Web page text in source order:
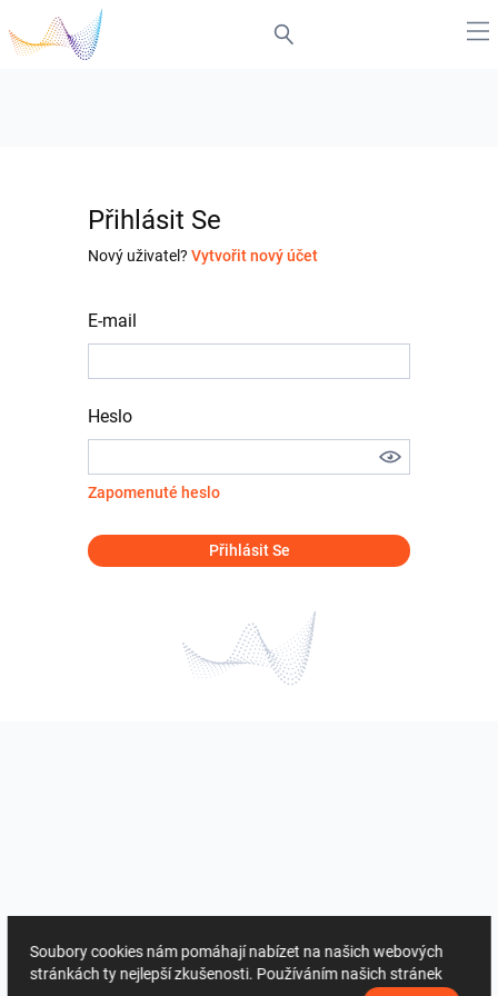
Přihlásit Se
Nový uživatel? Vytvořit nový účet
E-mail
Heslo
Zapomenuté heslo
Přihlásit Se
Soubory cookies nám pomáhají nabízet na našich webových
stránkách ty nejlepší zkušenosti. Používáním našich stránek